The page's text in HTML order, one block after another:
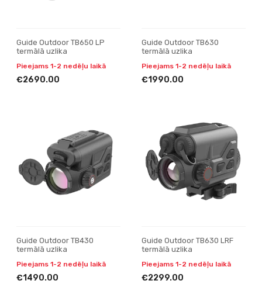
Guide Outdoor TB650 LP
termālā uzlika
Pieejams 1-2 nedēļu laikā
€2690.00
Guide Outdoor TB630
termālā uzlika
Pieejams 1-2 nedēļu laikā
€1990.00
Guide Outdoor TB430
termālā uzlika
Pieejams 1-2 nedēļu laikā
€1490.00
Guide Outdoor TB630 LRF
termālā uzlika
Pieejams 1-2 nedēļu laikā
€2299.00